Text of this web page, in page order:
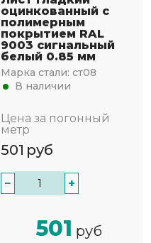
оцинкованный с
полимерным
покрытием RAL
9003 сигнальный
белый 0.85 мм
Марка стали: ст08
В наличии
Цена за погонный
метр
501 руб
− +
501 руб